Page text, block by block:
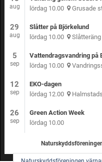
aug
lördag 10.00 Grusade
29
aug
Slåtter på Björkelund
lördag 10.00 Slåtteräng
5
sep
Vattendragsvandring på
lördag 10.00
12
sep
EKO-dagen
lördag 12.00
26
sep
Green Action Week
lördag 10.00